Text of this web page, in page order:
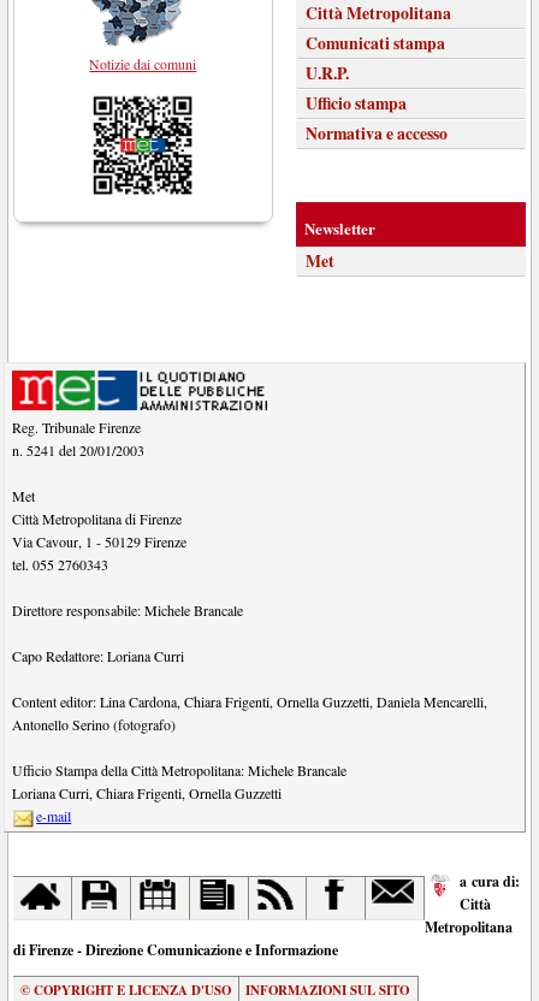
Notizie dai comuni
Città Metropolitana
Comunicati stampa
U.R.P.
Ufficio stampa
Normativa e accesso
Newsletter
Met
Reg. Tribunale Firenze
n. 5241 del 20/01/2003
Met
Città Metropolitana di Firenze
Via Cavour, 1 -50129 Firenze
tel.055 2760343
Direttore responsabile:Michele Brancale
Capo Redattore:Loriana Curri
Content editor:Lina Cardona,Chiara Frigenti,Ornella Guzzetti,Daniela Mencarelli,
Antonello Serino (fotografo)
Ufficio Stampa della Città Metropolitana:Michele Brancale
Loriana Curri,Chiara Frigenti,Ornella Guzzetti
e-mail
a cura di:
Città
Metropolitana
di Firenze - Direzione Comunicazione e Informazione
© COPYRIGHT E LICENZA D'USO INFORMAZIONI SUL SITO